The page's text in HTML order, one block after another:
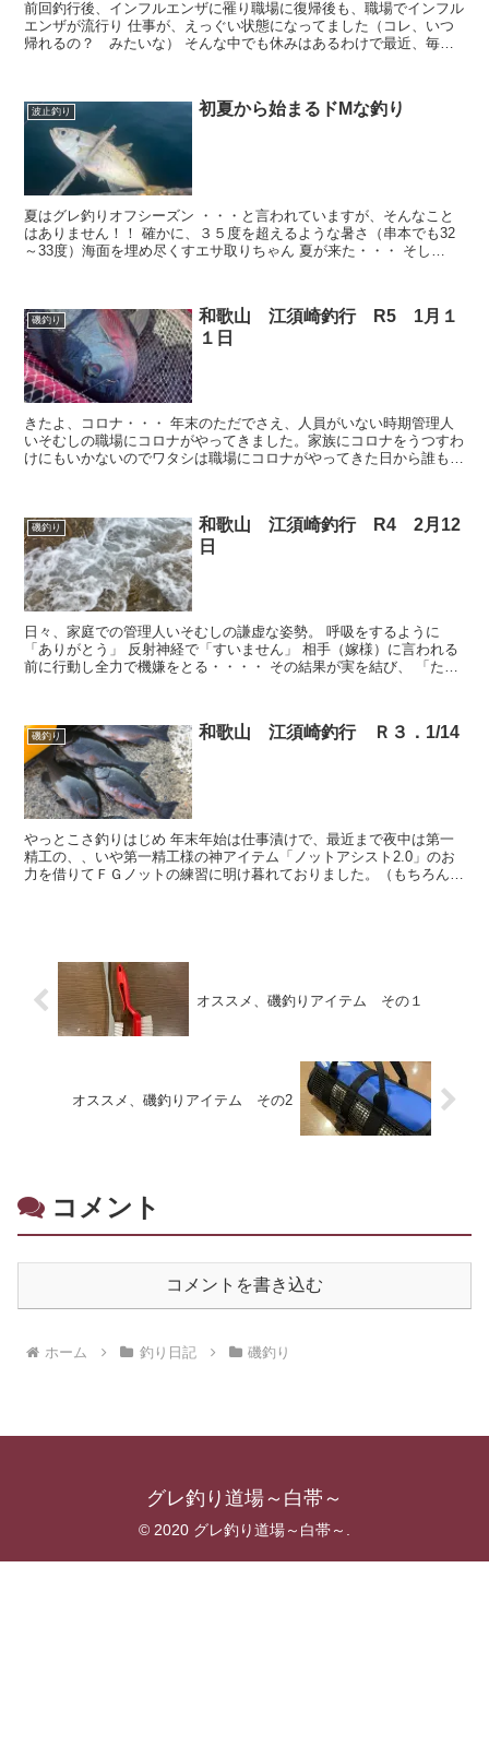
前回釣行後、インフルエンザに罹り職場に復帰後も、職場でインフル
エンザが流行り 仕事が、えっぐい状態になってました（コレ、いつ
帰れるの？ みたいな） そんな中でも休みはあるわけで最近、毎日
波止釣り 初夏から始まるドMな釣り
夏はグレ釣りオフシーズン ・・・と言われていますが、そんなこと
はありません！！ 確かに、３５度を超えるような暑さ（串本でも32
～33度）海面を埋め尽くすエサ取りちゃん 夏が来た・・・ そし
磯釣り
和歌山 江須崎釣行 R5 1月１
１日
きたよ、コロナ・・・ 年末のただでさえ、人員がいない時期管理人
いそむしの職場にコロナがやってきました。家族にコロナをうつすわ
けにもいかないのでワタシは職場にコロナがやってきた日から誰も住
磯釣り
和歌山 江須崎釣行 R4 2月12
日
日々、家庭での管理人いそむしの謙虚な姿勢。 呼吸をするように
「ありがとう」 反射神経で「すいません」 相手（嫁様）に言われる
前に行動し全力で機嫌をとる・・・・ その結果が実を結び、 「たま
磯釣り 和歌山 江須崎釣行 Ｒ３．1/14
やっとこさ釣りはじめ 年末年始は仕事漬けで、最近まで夜中は第一
精工の、、いや第一精工様の神アイテム「ノットアシスト2.0」のお
力を借りてＦＧノットの練習に明け暮れておりました。（もちろん、
オススメ、磯釣りアイテム その１
オススメ、磯釣りアイテム その2
コメント
コメントを書き込む
ホーム 釣り日記 磯釣り
グレ釣り道場～白帯～
© 2020 グレ釣り道場～白帯～.